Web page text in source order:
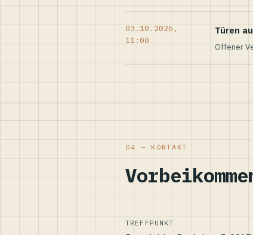
03.10.2026,
11:00
Türen
Offener
04 — KONTAKT
TREFFPUNKT